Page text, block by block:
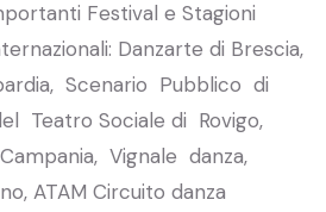
Festival e Stagioni
Danzarte di Brescia,
Scenario Pubblico di
Teatro Sociale di Rovigo,
Vignale danza,
ATAM Circuito danza